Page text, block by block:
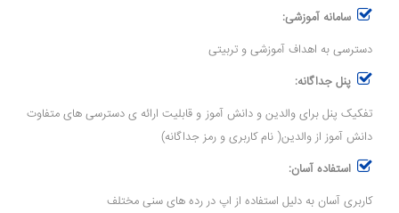
سامانه آموزشی:
دسترسی به اهداف آموزشی و تربیتی
پنل جداگانه:
تفکیک پنل برای والدین و دانش آموز و قابلیت ارائه ی دسترسی های متفاوت
دانش آموز از والدین( نام کاربری و رمز جداگانه)
استفاده آسان:
کاربری آسان به دلیل استفاده از اپ در رده های سنی مختلف